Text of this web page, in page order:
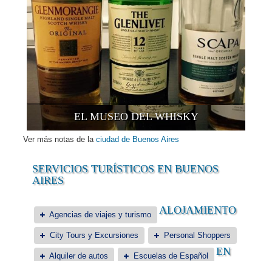
EL MUSEO DEL WHISKY
Ver más notas de la ciudad de Buenos Aires
SERVICIOS TURÍSTICOS EN BUENOS
AIRES
Agencias de viajes y turismo
City Tours y Excursiones Personal Shoppers
Alquiler de autos Escuelas de Español
ALOJAMIENTO
EN